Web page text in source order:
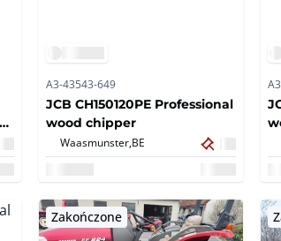
A3-43543-649
JCB CH150120PE Professional
wood chipper
Waasmunster, BE
Zakończone